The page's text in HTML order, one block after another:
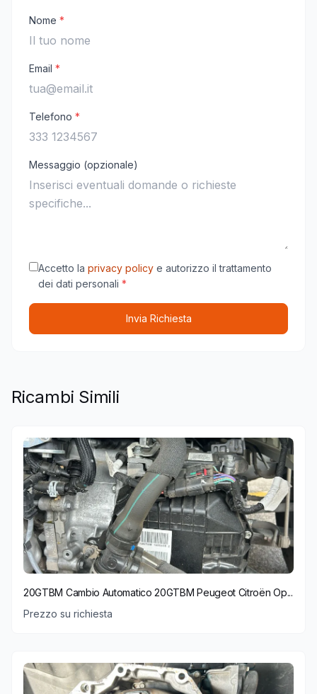
Nome *
Email *
Telefono *
Messaggio (opzionale)
Accetto la privacy policy e autorizzo il trattamento
dei dati personali *
Invia Richiesta
Ricambi Simili
20GTBM Cambio Automatico 20GTBM Peugeot Citroën Op...
Prezzo su richiesta